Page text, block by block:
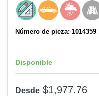
Número de pieza: 1014359
Disponible
Desde $1,977.76